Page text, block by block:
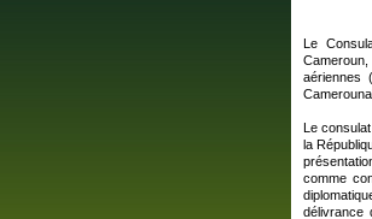
Le
aériennes
Le
la
comme
délivrance